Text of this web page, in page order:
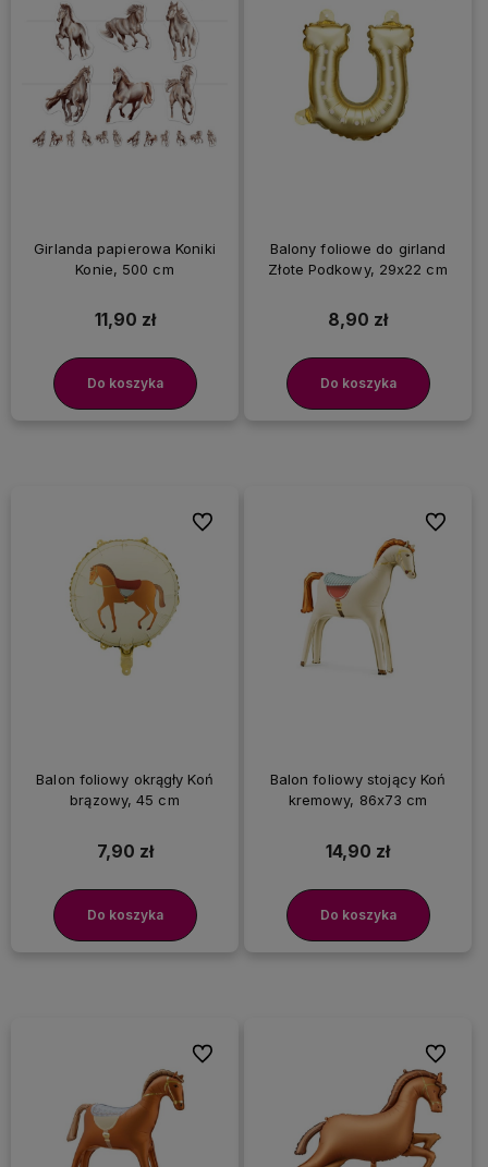
Girlanda papierowa Koniki
Konie, 500 cm
11,90 zł
Do koszyka
Balony foliowe do girland
Złote Podkowy, 29x22 cm
8,90 zł
Do koszyka
Balon foliowy okrągły Koń
brązowy, 45 cm
7,90 zł
Do koszyka
Do ulubionych
Balon foliowy stojący Koń
kremowy, 86x73 cm
14,90 zł
Do koszyka
Do
Do ulubionych Do